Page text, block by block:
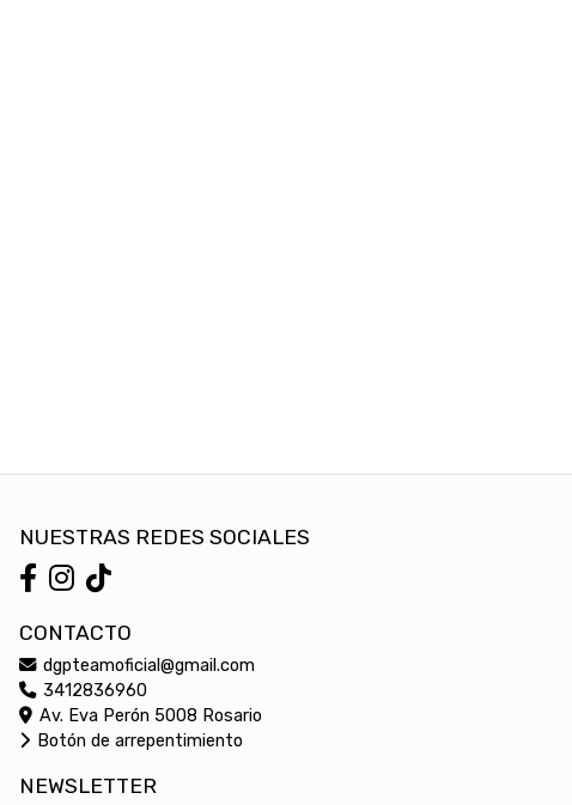
NUESTRAS REDES SOCIALES
CONTACTO
dgpteamoficial@gmail.com
3412836960
Av. Eva Perón 5008 Rosario
Botón de arrepentimiento
NEWSLETTER